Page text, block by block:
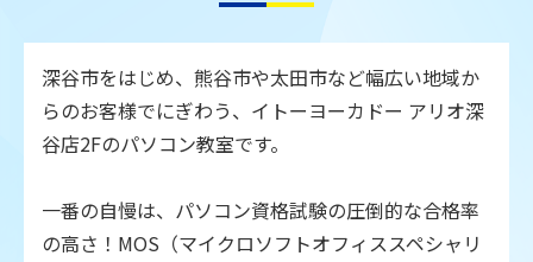
深谷市をはじめ、熊谷市や太田市など幅広い地域か
らのお客様でにぎわう、イトーヨーカドー アリオ深
谷店2Fのパソコン教室です。
一番の自慢は、パソコン資格試験の圧倒的な合格率
の高さ！MOS（マイクロソフトオフィススペシャリ